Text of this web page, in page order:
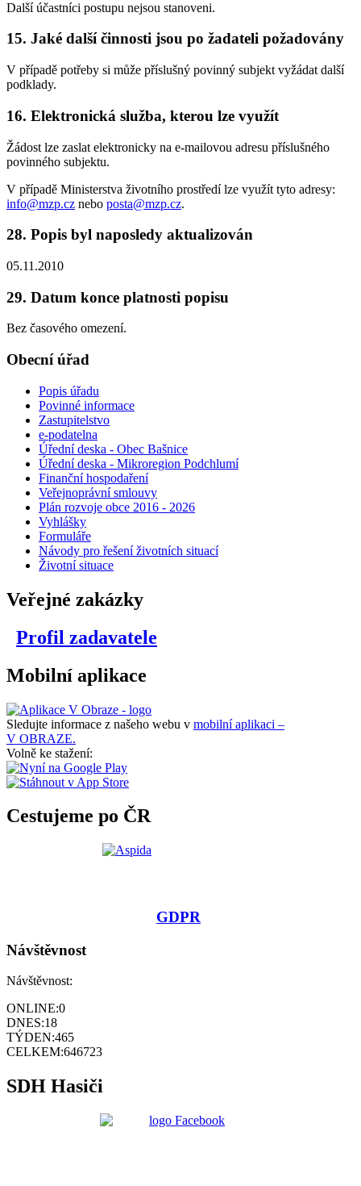
Další účastníci postupu nejsou stanoveni.
15. Jaké další činnosti jsou po žadateli požadovány
V případě potřeby si může příslušný povinný subjekt vyžádat další
podklady.
16. Elektronická služba, kterou lze využít
Žádost lze zaslat elektronicky na e-mailovou adresu příslušného
povinného subjektu.
V případě Ministerstva životního prostředí lze využít tyto adresy:
info@mzp.cz nebo posta@mzp.cz.
28. Popis byl naposledy aktualizován
05.11.2010
29. Datum konce platnosti popisu
Bez časového omezení.
Obecní úřad
Popis úřadu
Povinné informace
Zastupitelstvo
e-podatelna
Úřední deska - Obec Bašnice
Úřední deska - Mikroregion Podchlumí
Finanční hospodaření
Veřejnoprávní smlouvy
Plán rozvoje obce 2016 - 2026
Vyhlášky
Formuláře
Návody pro řešení životních situací
Životní situace
Veřejné zakázky
Profil zadavatele
Mobilní aplikace
Sledujte informace z našeho webu v mobilní aplikaci –
V OBRAZE.
Volně ke stažení:
Cestujeme po ČR
GDPR
Návštěvnost
Návštěvnost:
ONLINE:0
DNES:18
TÝDEN:465
CELKEM:646723
SDH Hasiči